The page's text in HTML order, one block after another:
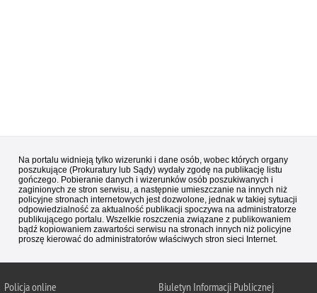
Na portalu widnieją tylko wizerunki i dane osób, wobec których organy
poszukujące (Prokuratury lub Sądy) wydały zgodę na publikację listu
gończego. Pobieranie danych i wizerunków osób poszukiwanych i
zaginionych ze stron serwisu, a następnie umieszczanie na innych niż
policyjne stronach internetowych jest dozwolone, jednak w takiej sytuacji
odpowiedzialność za aktualność publikacji spoczywa na administratorze
publikującego portalu. Wszelkie roszczenia związane z publikowaniem
bądź kopiowaniem zawartości serwisu na stronach innych niż policyjne
proszę kierować do administratorów właściwych stron sieci Internet.
Policjaonline Biuletyn Informacji Publicznej